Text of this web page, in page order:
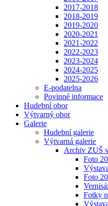
2017-2018
2018-2019
2019-2020
2020-2021
2021-2022
2022-2023
2023-2024
2024-2025
2025-2026
E-podatelna
Povinné informace
Hudební obor
Výtvarný obor
Galerie
Hudební galerie
Výtvarná galerie
Archiv ZUŠ
Foto
Foto
Fotky